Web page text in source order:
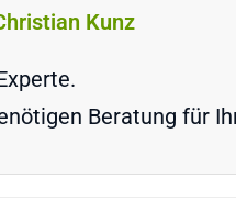
Kunz
Beratung für